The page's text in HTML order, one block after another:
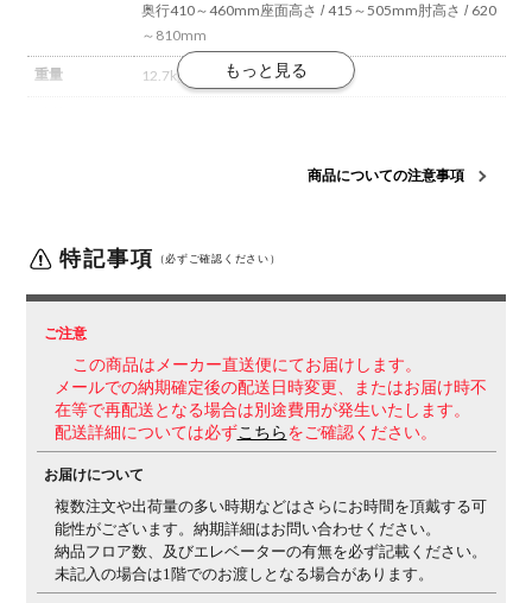
奥行410～460mm座面高さ / 415～505mm肘高さ / 620
～810mm
重量 12.7kg
張地 / ポリエステル【肘】
強化ナイロン、ポリ
脚タイプ ホワイト脚
機能 ・座面高さ調整(90mmストローク) ・座面奥行調整
(50mmストローク)・オートフィットシンクロロッキン
グバランスをとりやすい反力特性に自動的に調整しま
す。
度範囲調節(0度、6度、13度、20度)・肘位置調整 上
下ストローク100mm、前後ストローク80mm、角度内
側25度で調整可能。
生産国 日本
商品についての注意事項
特記事項 （必ずご確認ください）
ご注意
この商品はメーカー直送便にてお届けします。
メールでの納期確定後の配送日時変更、またはお届け時不
在等で再配送となる場合は別途費用が発生いたします。
配送詳細については必ずこちら をご確認ください。
お届けについて
複数注文や出荷量の多い時期などはさらにお時間を頂戴する可
能性がございます。納期詳細はお問い合わせください。
納品フロア数、及びエレベーターの有無を必ず記載ください。
未記入の場合は1階でのお渡しとなる場合があります。